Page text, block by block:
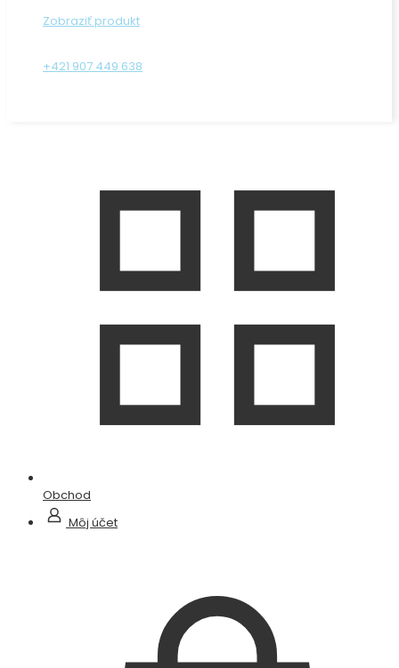
Zobraziť produkt
+421 907 449 638
Obchod
Môj účet